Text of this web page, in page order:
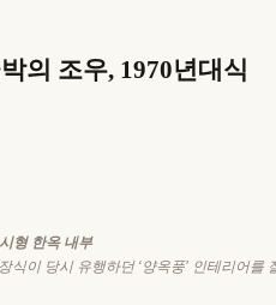
의 조우, 1970년대식
형 한옥 내부
식이 당시 유행하던 ‘양옥풍’ 인테리어를